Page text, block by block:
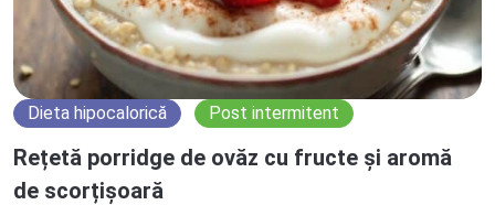
Dieta hipocalorică Post intermitent
Rețetă porridge de ovăz cu fructe și aromă
de scorțișoară